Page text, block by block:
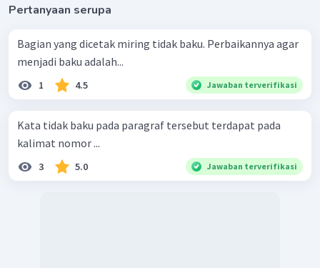
Pertanyaan serupa
Bagian yang dicetak miring tidak baku. Perbaikannya agar
menjadi baku adalah...
1 4.5 Jawaban terverifikasi
Kata tidak baku pada paragraf tersebut terdapat pada
kalimat nomor ...
3 5.0 Jawaban terverifikasi